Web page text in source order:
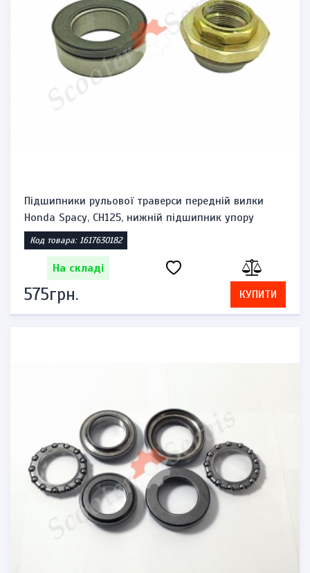
Підшипники рульової траверси передній вилки
Honda Spacy, CH125, нижній підшипник упору
Код товара: 1617630182
На складі
575грн. КУПИТИ